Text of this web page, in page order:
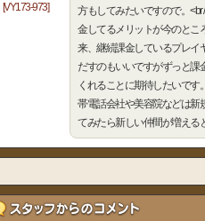
[VY173-973]
方もしてみたいですので。<br
金してるメリットが今のとこ
来、継続課金しているプレイ
だすのもいいですがずっと課
くれることに期待したいです
帯電話会社や美容院などは新
てみたら新しい仲間が増える